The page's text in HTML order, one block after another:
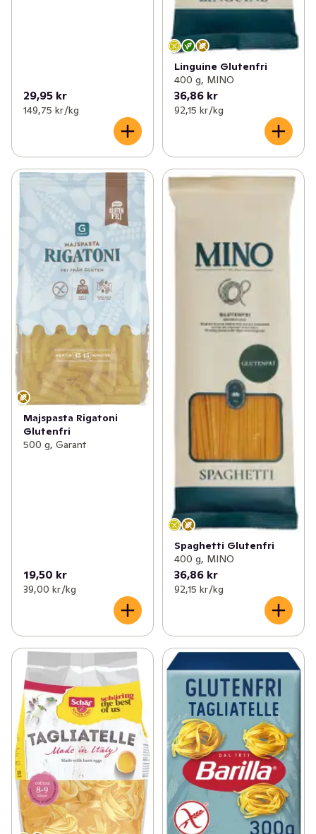
29,95 kr
149,75 kr /kg
Linguine Glutenfri
400 g, MINO
36,86 kr
92,15 kr /kg
Majspasta Rigatoni
Glutenfri
500 g, Garant
19,50 kr
39,00 kr /kg
Spaghetti Glutenfri
400 g, MINO
36,86 kr
92,15 kr /kg